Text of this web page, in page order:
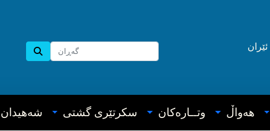
ئێران
هه‌واڵ وتــاره‌کان سکرتێری گشتی شه‌هیدان